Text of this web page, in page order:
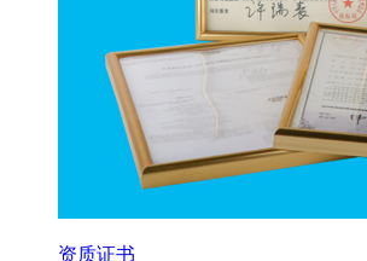
资质证书